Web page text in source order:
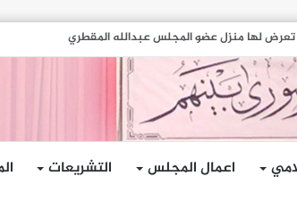
التي استهدفت السفينة الهندية في البحر الأحمر
اعمال المجلس التشريعات